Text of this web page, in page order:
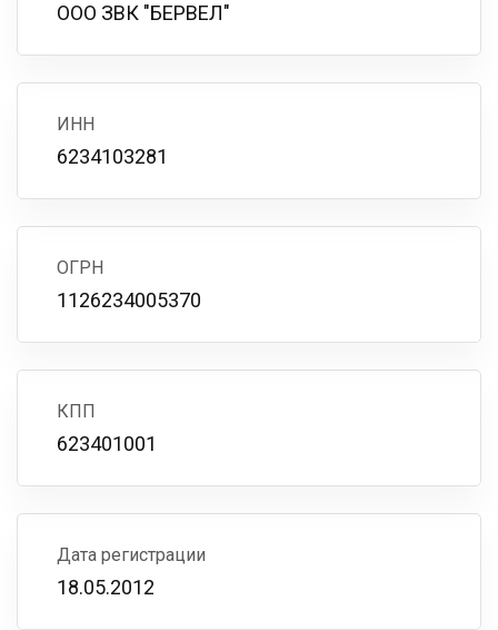
ООО ЗВК "БЕРВЕЛ"
ИНН
6234103281
ОГРН
1126234005370
КПП
623401001
Дата регистрации
18.05.2012